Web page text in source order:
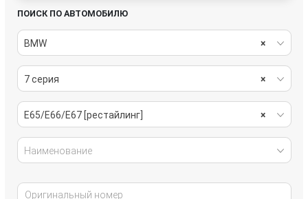
система охлаждения
стеклоочистители
топливная система тормозная система
трансмиссия
ПОИСК ПО АВТОМОБИЛЮ
×
BMW
×
7 серия
×
E65/E66/E67 [рестайлинг]
Наименование